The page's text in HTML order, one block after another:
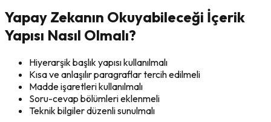
Yapay Zekanın Okuyabileceği İçerik
Yapısı Nasıl Olmalı?
Hiyerarşik başlık yapısı kullanılmalı
Kısa ve anlaşılır paragraflar tercih edilmeli
Madde işaretleri kullanılmalı
Soru-cevap bölümleri eklenmeli
Teknik bilgiler düzenli sunulmalı